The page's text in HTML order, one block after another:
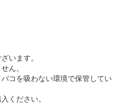
います。
ん。
コを吸わない環境で保管してい
ください。